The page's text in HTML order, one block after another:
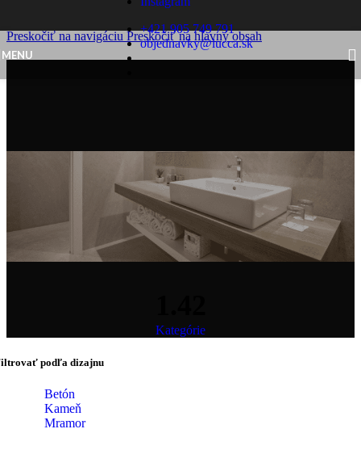
Preskočiť na navigáciu Preskočiť na hlavný obsah
+421 905 749 791
objednavky@lucca.sk
MENU
Kategórie
podľa dizajnu
Betón
Kameň
Mramor